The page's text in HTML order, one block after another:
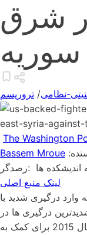
شرق
سوریه
نظامی/ تروریسم
The Washington
Bassem Mroue
ها :رصدگر
لینک منبع اصلی
درگیری شدید با
درگیری ها در
مناطقی است که صدها نیروی آمریکایی از سال 2015 برای کمک به